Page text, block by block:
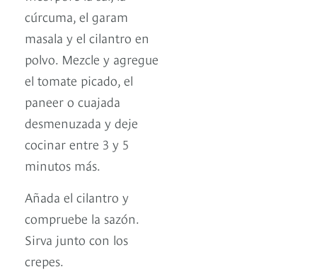
cúrcuma, el garam
masala y el cilantro en
polvo. Mezcle y agregue
el tomate picado, el
paneer o cuajada
desmenuzada y deje
cocinar entre 3 y 5
minutos más.
Añada el cilantro y
compruebe la sazón.
Sirva junto con los
crepes.